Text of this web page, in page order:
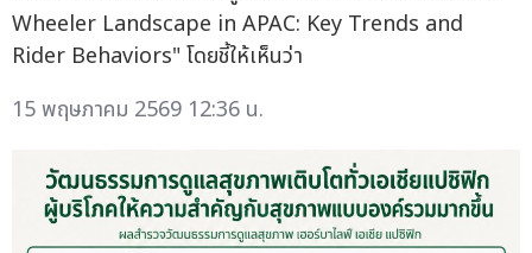
Wheeler Landscape in APAC: Key Trends and
Rider Behaviors" โดยชี้ให้เห็นว่า
15 พฤษภาคม 2569 12:36 น.